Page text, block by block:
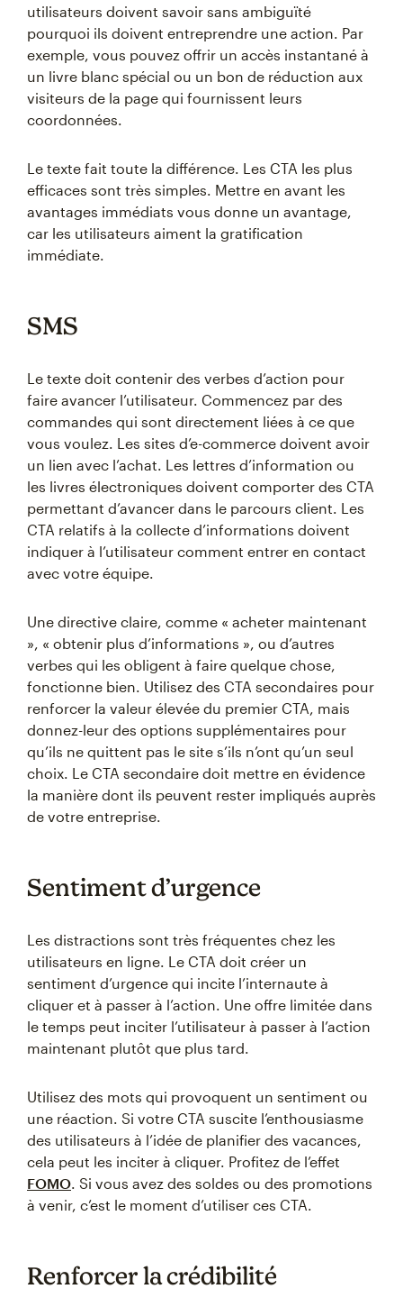
utilisateurs doivent savoir sans ambiguïté
pourquoi ils doivent entreprendre une action. Par
exemple, vous pouvez offrir un accès instantané à
un livre blanc spécial ou un bon de réduction aux
visiteurs de la page qui fournissent leurs
coordonnées.
Le texte fait toute la différence. Les CTA les plus
efficaces sont très simples. Mettre en avant les
avantages immédiats vous donne un avantage,
car les utilisateurs aiment la gratification
immédiate.
SMS
Le texte doit contenir des verbes d’action pour
faire avancer l’utilisateur. Commencez par des
commandes qui sont directement liées à ce que
vous voulez. Les sites d’e-commerce doivent avoir
un lien avec l’achat. Les lettres d’information ou
les livres électroniques doivent comporter des CTA
permettant d’avancer dans le parcours client. Les
CTA relatifs à la collecte d’informations doivent
indiquer à l’utilisateur comment entrer en contact
avec votre équipe.
Une directive claire, comme « acheter maintenant
», « obtenir plus d’informations », ou d’autres
verbes qui les obligent à faire quelque chose,
fonctionne bien. Utilisez des CTA secondaires pour
renforcer la valeur élevée du premier CTA, mais
donnez-leur des options supplémentaires pour
qu’ils ne quittent pas le site s’ils n’ont qu’un seul
choix. Le CTA secondaire doit mettre en évidence
la manière dont ils peuvent rester impliqués auprès
de votre entreprise.
Sentiment d’urgence
Les distractions sont très fréquentes chez les
utilisateurs en ligne. Le CTA doit créer un
sentiment d’urgence qui incite l’internaute à
cliquer et à passer à l’action. Une offre limitée dans
le temps peut inciter l’utilisateur à passer à l’action
maintenant plutôt que plus tard.
Utilisez des mots qui provoquent un sentiment ou
une réaction. Si votre CTA suscite l’enthousiasme
des utilisateurs à l’idée de planifier des vacances,
cela peut les inciter à cliquer. Profitez de l’effet
FOMO. Si vous avez des soldes ou des promotions
à venir, c’est le moment d’utiliser ces CTA.
Renforcer la crédibilité